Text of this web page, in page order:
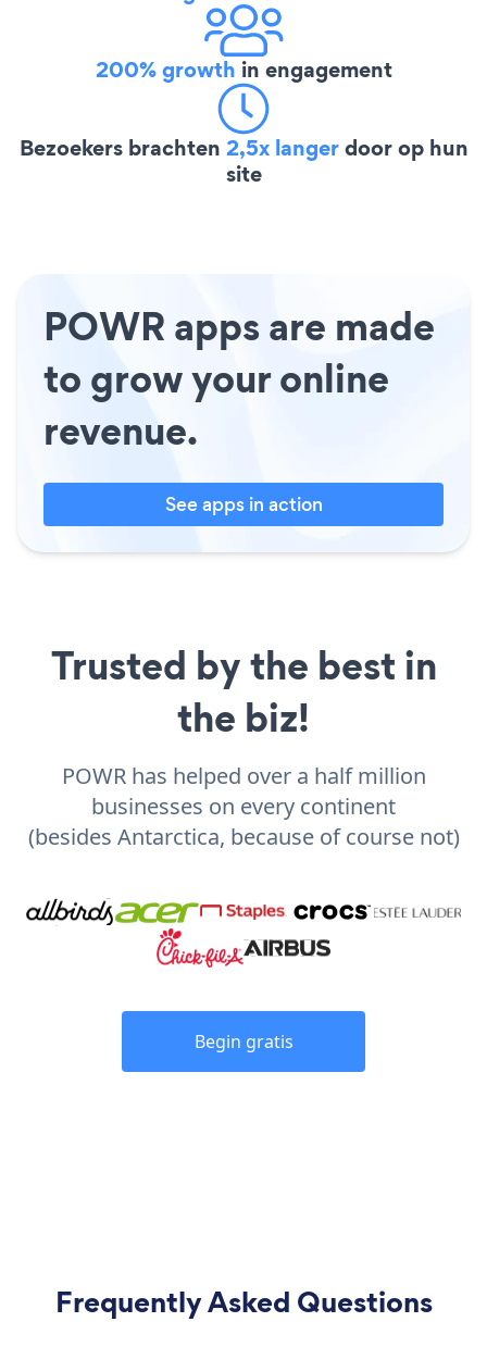
200% growth in engagement
Bezoekers brachten 2,5x langerdoor op hun
site
POWR apps are made
to grow your online
revenue.
See apps in action
Trusted by the best in
the biz!
POWR has helped over a half million
businesses on every continent
(besides Antarctica, because of course not)
Begin gratis
Frequently Asked Questions